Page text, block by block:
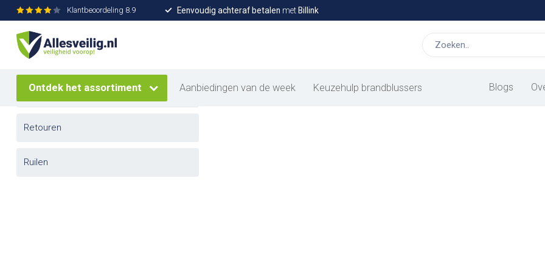
Klantbeoordeling 8.9 Eenvoudig achteraf betalen metBillink
Ontdek het assortiment Aanbiedingen van de week Keuzehulp brandblussers Blogs
Home / Keuzehulp Brandblussers
Veelgestelde vragen
Verzending
Retouren
Ruilen